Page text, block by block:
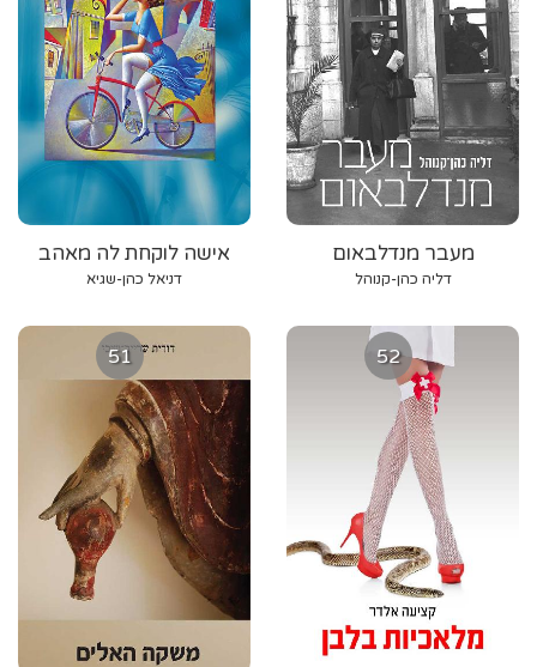
אישה לוקחת לה מאהב
דניאל כהן-שגיא
מעבר מנדלבאום
דליה כהן-קנוהל
51 52